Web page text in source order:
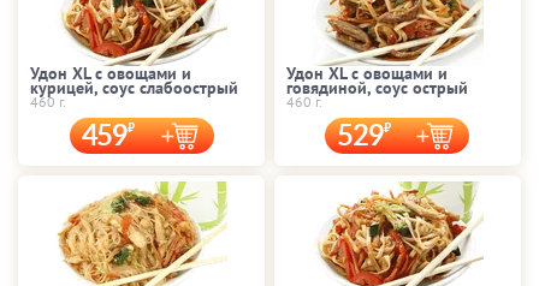
Удон XL с овощами и
курицей, соус слабоострый
460 г.
459
Удон XL с овощами и
говядиной, соус острый
460 г.
529